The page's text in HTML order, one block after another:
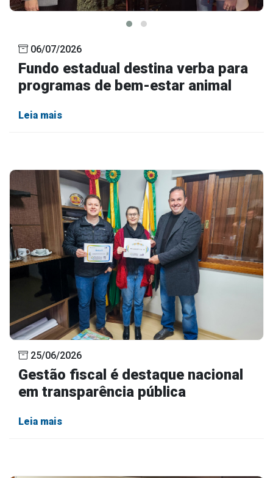
06/07/2026
Fundo estadual destina verba para
programas de bem-estar animal
Leia mais
25/06/2026
Gestão fiscal é destaque nacional
em transparência pública
Leia mais